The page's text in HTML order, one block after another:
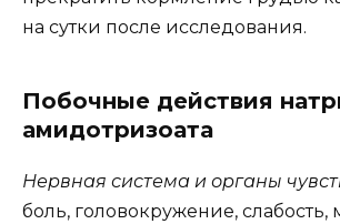
на сутки после исследования.
Побочные действия
амидотризоата
Нервная система и органы
боль, головокружение,